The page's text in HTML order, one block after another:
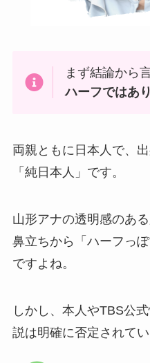
まず結論から
ハーフではあ
両親ともに日本人で、
「純日本人」です。
山形アナの透明感のあ
鼻立ちから「ハーフっ
ですよね。
しかし、本人やTBS公
説は明確に否定されてい